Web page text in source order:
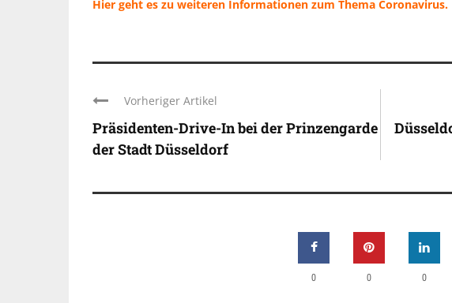
Hier geht es zu weiteren Informationen zum Thema Coronavirus.
Vorheriger Artikel
Präsidenten-Drive-In bei der Prinzengarde
der Stadt Düsseldorf
0 0 0